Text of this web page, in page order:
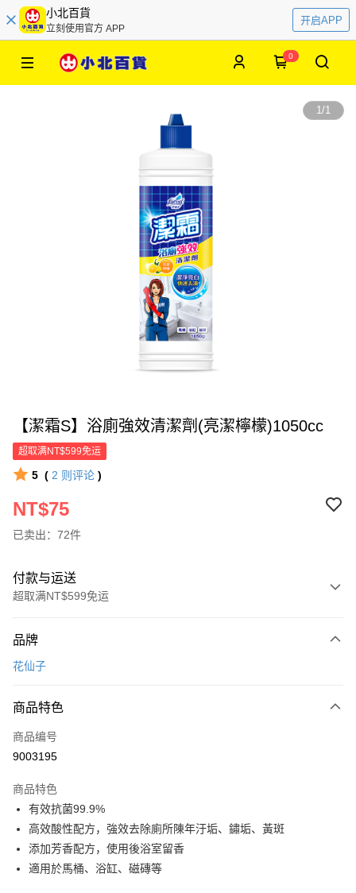
小北百貨
立刻使用官方 APP
开启APP
0
1/1
【潔霜S】浴廁強效清潔劑(亮潔檸檬)1050cc
超取满NT$599免运
5 ( 2 则评论 )
NT$75
已卖出：72件
付款与运送
超取满NT$599免运
信用卡一次付款
LINE Pay
Apple Pay
悠遊付
Google Pay
AFTEE先享后付
相关说明
品牌
花仙子
商品特色
商品编号
9003195
商品特色
有效抗菌99.9%
高效酸性配方，強效去除廁所陳年汙垢、鏽垢、黃斑
添加芳香配方，使用後浴室留香
適用於馬桶、浴缸、磁磚等